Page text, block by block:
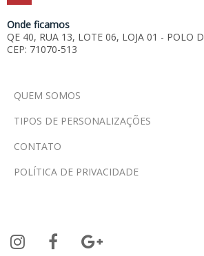
Onde ficamos
QE 40, RUA 13, LOTE 06, LOJA 01 - POLO
CEP: 71070-513
QUEM SOMOS
TIPOS DE PERSONALIZAÇÕES
CONTATO
POLÍTICA DE PRIVACIDADE